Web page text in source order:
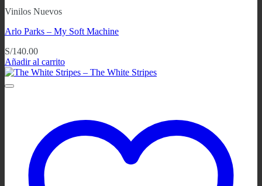
Vinilos Nuevos
Arlo Parks – My Soft Machine
S/140.00
Añadir al carrito